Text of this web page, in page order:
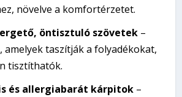
növelve a komfortérzetet.
öntisztuló szövetek –
amelyek taszítják a folyadékokat,
tisztíthatók.
és allergiabarát kárpitok –